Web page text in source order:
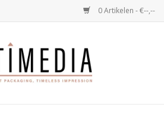
0 Artikelen - €--,--